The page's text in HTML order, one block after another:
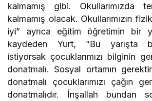
kalmamış gibi. Okullarımızda
kalmamış olacak. Okullarımızın
iyi” ayrıca eğitim öğretimin bir
kaydeden Yurt, ”Bu yarışta
istiyorsak çocuklarımızı bilginin
donatmalı. Sosyal ortamın
donatmalı çocuklarımızı çağın
donatmalıdır. İnşallah bundan